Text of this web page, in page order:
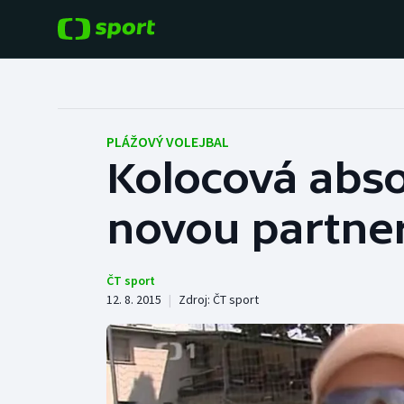
Fotbal
Hokej
Tenis
Cyklistika
Baseball a softbal
Basketbal
Boby a skeleton
Box
PLÁŽOVÝ VOLEJBAL
Kolocová
novou
ČT sport
12. 8. 2015 | Zdroj: ČT sport